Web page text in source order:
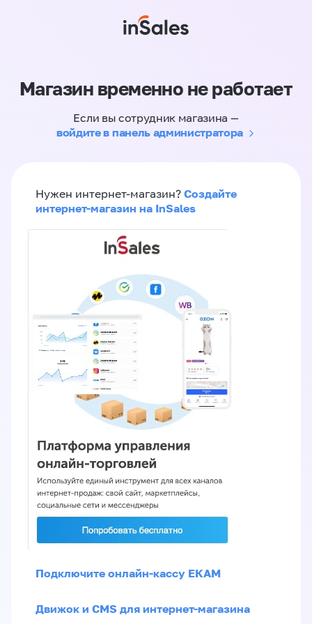
Магазин временно не работает
Если вы сотрудник магазина —
войдите в панель администратора
Нужен интернет-магазин? Создайте
интернет-магазин на InSales
Подключите онлайн-кассу ЕКАМ
Движок и CMS для интернет-магазина